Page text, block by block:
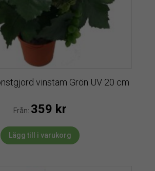
vinstam Grön UV 20 cm
Från: 359 kr
Lägg till i varukorg